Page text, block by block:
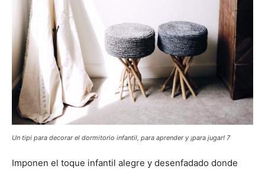
Un tipi para decorar el dormitorio infantil, para aprender y ¡para jugar! 7
Imponen el toque infantil alegre y desenfadado donde